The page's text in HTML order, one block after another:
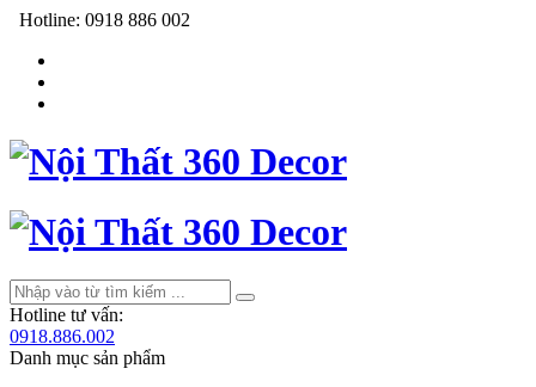
Hotline: 0918 886 002
Hotline tư vấn:
0918.886.002
Danh mục sản phẩm